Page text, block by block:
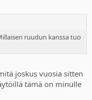
ruudun kanssa tuo
joskus vuosia sitten
tämä on minulle